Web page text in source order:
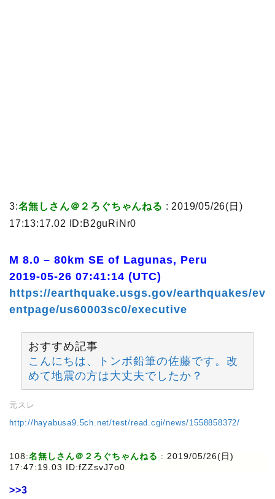
3:名無しさん＠２ろぐちゃんねる : 2019/05/26(日)
17:13:17.02 ID:B2guRiNr0
M 8.0 – 80km SE of Lagunas, Peru
2019-05-26 07:41:14 (UTC)
https://earthquake.usgs.gov/earthquakes/ev
entpage/us60003sc0/executive
おすすめ記事
こんにちは、トンボ鉛筆の佐藤です。改
めて地震の方は大丈夫でしたか？
元スレ
http://hayabusa9.5ch.net/test/read.cgi/news/1558858372/
108:名無しさん＠２ろぐちゃんねる : 2019/05/26(日)
17:47:19.03 ID:fZZsvJ7o0
>>3